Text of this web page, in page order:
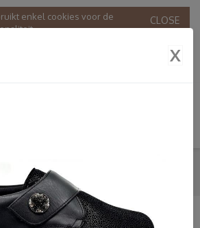
CLOSE
enkel cookies voor de
gebruiken stemt u in met ons
in overeenstemming met onze
SOLIDUS KLITTEBANDSCHOENEN
X